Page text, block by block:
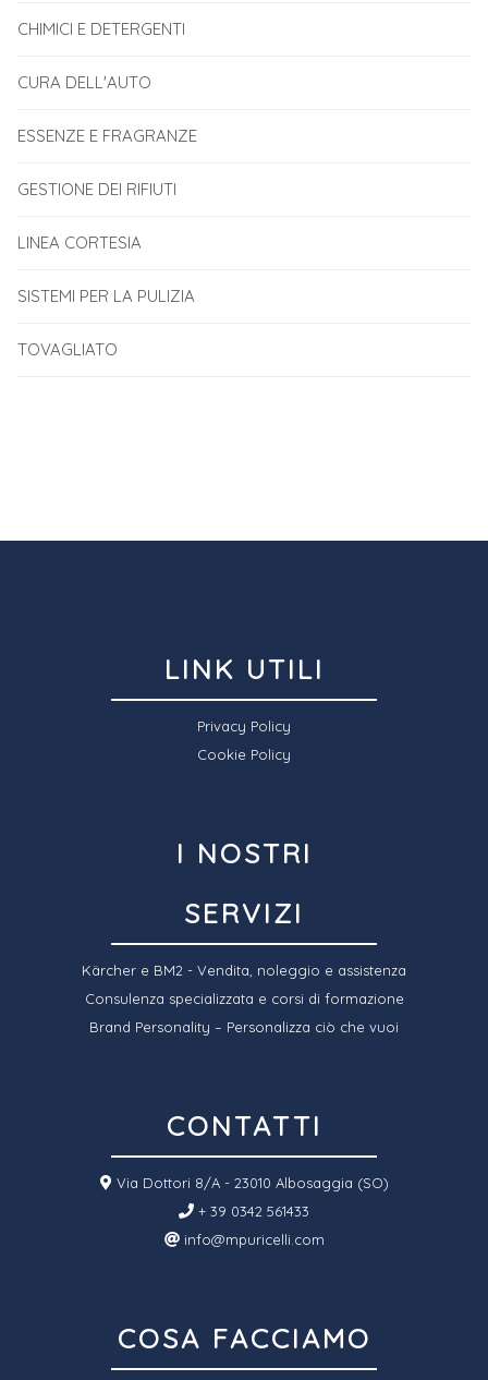
CHIMICI E DETERGENTI
CURA DELL'AUTO
ESSENZE E FRAGRANZE
GESTIONE DEI RIFIUTI
LINEA CORTESIA
SISTEMI PER LA PULIZIA
TOVAGLIATO
LINK UTILI
Privacy Policy
Cookie Policy
I NOSTRI
SERVIZI
Kärcher e BM2 - Vendita, noleggio e assistenza
Consulenza specializzata e corsi di formazione
Brand Personality – Personalizza ciò che vuoi
CONTATTI
Via Dottori 8/A - 23010 Albosaggia (SO)
+ 39 0342 561433
info@mpuricelli.com
COSA FACCIAMO